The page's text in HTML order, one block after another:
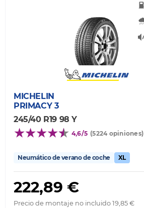
MICHELIN
PRIMACY 3
245/40 R19 98 Y
4,6/5 (5224 opiniones)
Neumático de verano de coche XL
222,89 €
Precio de montaje no incluido 19,85 €